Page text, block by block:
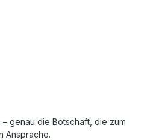
genau die Botschaft, die zum
Ansprache.